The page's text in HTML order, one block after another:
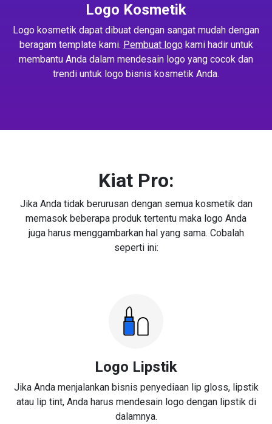
Logo Kosmetik
Logo kosmetik dapat dibuat dengan sangat mudah dengan
beragam template kami. Pembuat logokami hadir untuk
membantu Anda dalam mendesain logo yang cocok dan
trendi untuk logo bisnis kosmetik Anda.
Kiat Pro:
Jika Anda tidak berurusan dengan semua kosmetik dan
memasok beberapa produk tertentu maka logo Anda
juga harus menggambarkan hal yang sama. Cobalah
seperti ini:
Logo Lipstik
Jika Anda menjalankan bisnis penyediaan lip gloss, lipstik
atau lip tint, Anda harus mendesain logo dengan lipstik di
dalamnya.